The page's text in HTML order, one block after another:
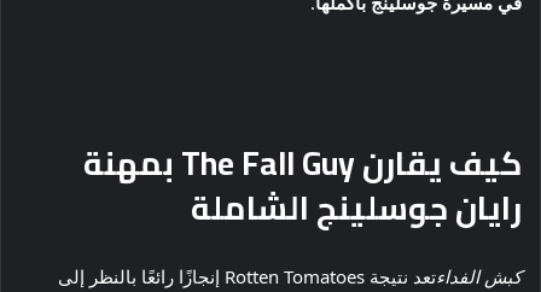
كيف يقارن The Fall Guy بمهنة
رايان جوسلينج الشاملة
كبش الفداء
تعد نتيجة Rotten Tomatoes إنجازًا رائعًا بالنظر إلى